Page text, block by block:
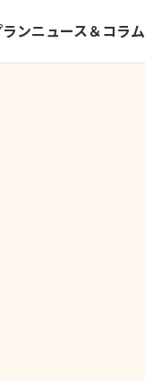
ンニュース＆コラム